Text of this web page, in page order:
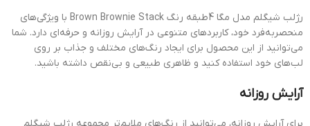
رژلب شیگلم مدل مگا 4طبقه رنگ Brown Brownie Stack با ویژگی‌های
منحصربه‌فرد خود، کاربردهای متنوعی در آرایش روزانه و حرفه‌ای دارد. شما
می‌توانید از این محصول برای ایجاد رنگ‌های مختلف و جذاب بر روی
لب‌های خود استفاده کنید و ظاهری طبیعی و بی‌نقص داشته باشید.
آرایش روزانه